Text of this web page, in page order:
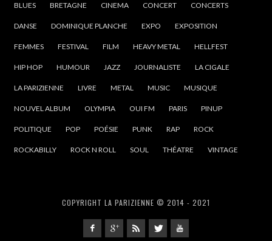
BLUES BRETAGNE CINEMA CONCERT CONCERTS
DANSE DOMINIQUE PLANCHE EXPO EXPOSITION
FEMMES FESTIVAL FILM HEAVY METAL HELLFEST
HIP HOP HUMOUR JAZZ JOURNALISTE LA CIGALE
LA PARIZIENNE LIVRE METAL MUSIC MUSIQUE
NOUVEL ALBUM OLYMPIA OUI FM PARIS PINUP
POLITIQUE POP POÉSIE PUNK RAP ROCK
ROCKABILLY ROCK N ROLL SOUL THÉATRE VINTAGE
COPYRIGHT LA PARIZIENNE © 2014 - 2021